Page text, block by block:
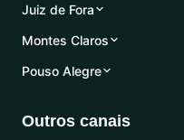
Juiz de Fora
Montes Claros
Pouso Alegre
Outros canais